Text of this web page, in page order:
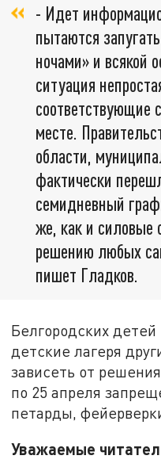
- Идет
пытаются
ночами» и всякой
ситуация
соответствующие
месте.
области,
фактически
семидневный
же, как и силовые
решению любых
пишет Гладков.
Белгородских детей
детские лагеря
зависеть от
по 25 апреля
петарды,
Уважаемые